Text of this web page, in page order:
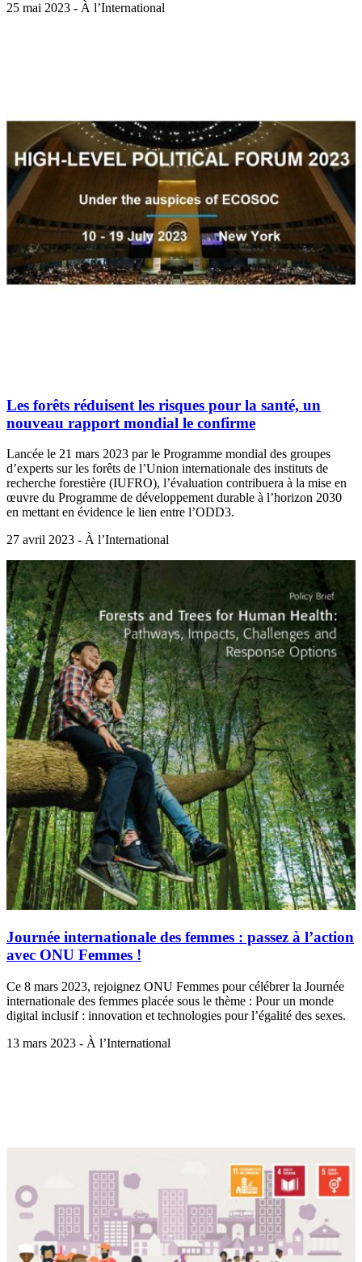
25 mai 2023 - À l’International
Les forêts réduisent les risques pour la santé, un
nouveau rapport mondial le confirme
Lancée le 21 mars 2023 par le Programme mondial des groupes
d’experts sur les forêts de l’Union internationale des instituts de
recherche forestière (IUFRO), l’évaluation contribuera à la mise en
œuvre du Programme de développement durable à l’horizon 2030
en mettant en évidence le lien entre l’ODD3.
27 avril 2023 - À l’International
Journée internationale des femmes : passez à l’action
avec ONU Femmes !
Ce 8 mars 2023, rejoignez ONU Femmes pour célébrer la Journée
internationale des femmes placée sous le thème : Pour un monde
digital inclusif : innovation et technologies pour l’égalité des sexes.
13 mars 2023 - À l’International